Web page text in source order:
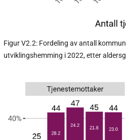
Figur V2.2: Fordeling av antall
utviklingshemming i 2022, etter